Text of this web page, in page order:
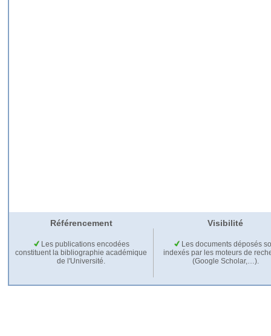
Référencement Visibilité
Les publications encodées
constituent la bibliographie académique
de l'Université.
Les documents déposés
indexés par les moteurs de
(Google Scholar,…).